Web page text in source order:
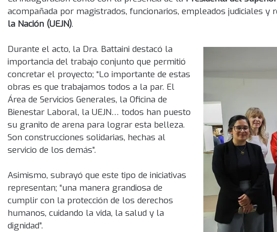
acompañada por magistrados, funcionarios, empleados judiciales y
la Nación (UEJN).
Durante el acto, la Dra. Battaini destacó la
importancia del trabajo conjunto que permitió
concretar el proyecto; “Lo importante de estas
obras es que trabajamos todos a la par. El
Área de Servicios Generales, la Oficina de
Bienestar Laboral, la UEJN… todos han puesto
su granito de arena para lograr esta belleza.
Son construcciones solidarias, hechas al
servicio de los demás”.
Asimismo, subrayó que este tipo de iniciativas
representan; “una manera grandiosa de
cumplir con la protección de los derechos
humanos, cuidando la vida, la salud y la
dignidad”.